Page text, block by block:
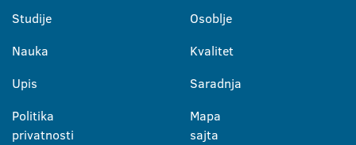
Studije
Nauka
Upis
Politika
privatnosti
Osoblje
Kvalitet
Saradnja
Mapa
sajta